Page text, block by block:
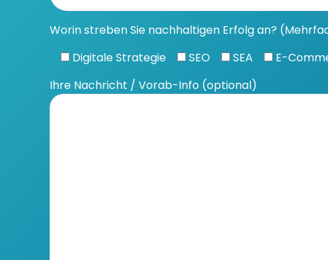
Worin streben Sie nachhaltigen Erfolg an?
Digitale Strategie
SEO SEA E-
Ihre Nachricht / Vorab-Info (optional)